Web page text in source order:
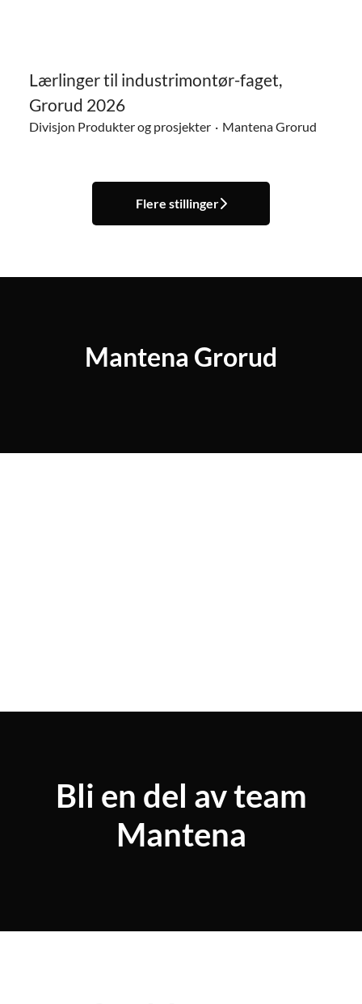
Lærlinger til industrimontør-faget,
Grorud 2026
Divisjon Produkter og prosjekter · Mantena Grorud
Flere stillinger
Mantena Grorud
Bli en del av team
Mantena